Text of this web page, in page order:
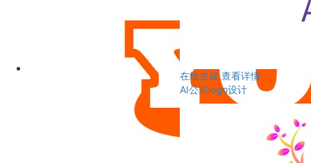
在线生成 查看详情
AI公司logo设计